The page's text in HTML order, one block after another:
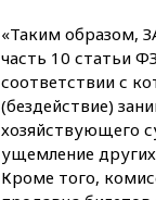
«Таким образом,
часть 10 статьи
соответствии с
(бездействие)
хозяйствующего
ущемление
Кроме того,